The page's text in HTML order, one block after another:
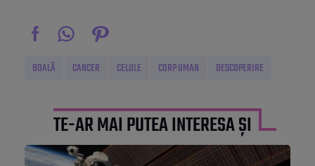
BOALĂ CANCER CELULE CORP UMAN DESCOPERIRE
TE-AR MAI PUTEA INTERESA ȘI